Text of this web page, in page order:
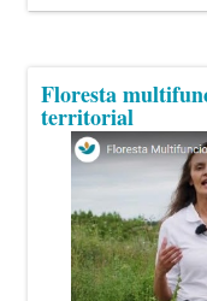
Floresta
territorial